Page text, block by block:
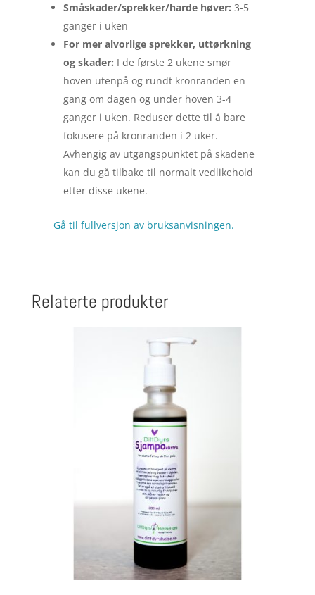
Småskader/sprekker/harde høver: 3-5
ganger i uken
For mer alvorlige sprekker, uttørkning
og skader: I de første 2 ukene smør
hoven utenpå og rundt kronranden en
gang om dagen og under hoven 3-4
ganger i uken. Reduser dette til å bare
fokusere på kronranden i 2 uker.
Avhengig av utgangspunktet på skadene
kan du gå tilbake til normalt vedlikehold
etter disse ukene.
Gå til fullversjon av bruksanvisningen.
Relaterte produkter